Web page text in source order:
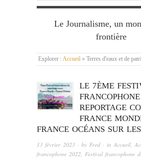
Le Journalisme, un
frontière
Explorer : Accueil » Terres d'eaux et de
LE 7ÈME
REPORTAGE
FRANCE
FRANCE OCÉANS SUR
13 février 2023 · by Fred · in Accueil,
francophone 2022, Festival francophone